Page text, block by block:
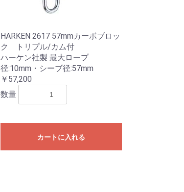
HARKEN 2617 57mmカーボブロッ
ク トリプル/カム付
ハーケン社製 最大ロープ
径:10mm・シーブ径:57mm
￥57,200
数量
カートに入れる